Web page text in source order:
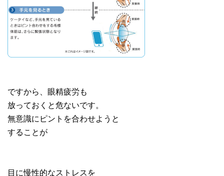
ですから、眼精疲労も
放っておくと危ないです。
無意識にピントを合わせようと
することが
目に慢性的なストレスを